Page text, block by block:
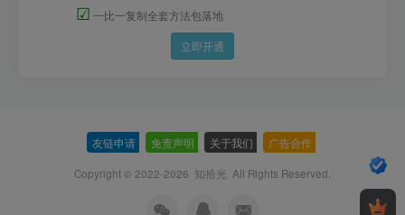
☑ 一比一复制全套方法包落地
立即开通
友链申请 免责声明 关于我们 广告合作
Copyright © 2022-2026 知拾光 All Rights Reserved.